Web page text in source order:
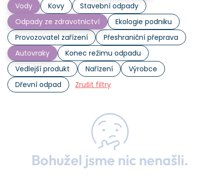
Vody
Kovy
Stavební odpady
Odpady ze zdravotnictví
Ekologie podniku
Provozovatel zařízení
Přeshraniční přeprava
Autovraky
Konec režimu odpadu
Vedlejší produkt
Nařízení
Výrobce
Dřevní odpad
Zrušit filtry
Bohužel jsme nic nenašli.